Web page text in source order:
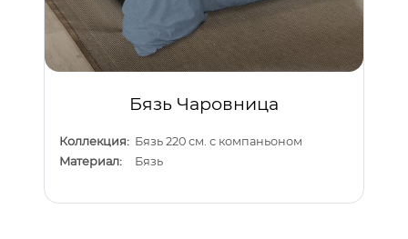
Бязь Чаровница
Коллекция: Бязь 220 см. с компаньоном
Материал:
Бязь